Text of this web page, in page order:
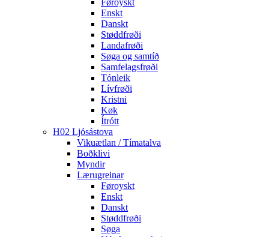
Føroyskt
Enskt
Danskt
Støddfrøði
Landafrøði
Søga og samtíð
Samfelagsfrøði
Tónleik
Lívfrøði
Kristni
Køk
Ítrótt
H02 Ljósástova
Vikuætlan / Tímatalva
Boðklivi
Myndir
Lærugreinar
Føroyskt
Enskt
Danskt
Støddfrøði
Søga